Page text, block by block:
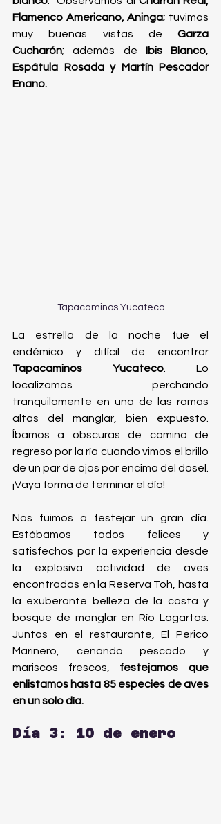
Flamenco Americano, Aninga; tuvimos
muy buenas vistas de Garza
Cucharón; además de Ibis Blanco
Espátula Rosada y Martín Pescador
Enano.
Tapacaminos Yucateco
La estrella de la noche fue el
Tapacaminos Yucateco. Lo
localizamos perchando
tranquilamente en una de las ramas
altas del manglar, bien expuesto.
Íbamos a obscuras de camino de
regreso por la ría cuando vimos el brillo
de un par de ojos por encima del dosel.
¡Vaya forma de terminar el día!
Nos fuimos a festejar un gran día.
Estábamos todos felices y
satisfechos por la experiencia desde
la explosiva actividad de aves
encontradas en la Reserva Toh, hasta
la exuberante belleza de la costa y
bosque de manglar en Río Lagartos.
Juntos en el restaurante, El Perico
Marinero, cenando pescado y
mariscos frescos, festejamos que
enlistamos hasta 85 especies de aves
en un solo día.
Día 3: 10 de enero